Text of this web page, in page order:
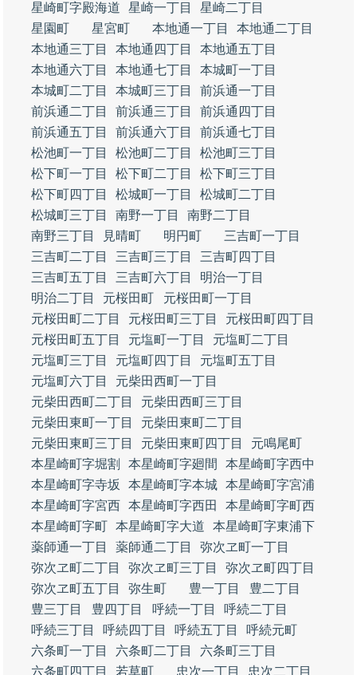
星崎町字殿海道
星崎一丁目
星崎二丁目
星園町
星宮町 本地通一丁目
本地通二丁目
本地通三丁目
本地通四丁目
本地通五丁目
本地通六丁目
本地通七丁目
本城町一丁目
本城町二丁目
本城町三丁目
前浜通一丁目
前浜通二丁目
前浜通三丁目
前浜通四丁目
前浜通五丁目
前浜通六丁目
前浜通七丁目
松池町一丁目
松池町二丁目
松池町三丁目
松下町一丁目
松下町二丁目
松下町三丁目
松下町四丁目
松城町一丁目
松城町二丁目
松城町三丁目
南野一丁目
南野二丁目
南野三丁目
見晴町 明円町
三吉町一丁目
三吉町二丁目
三吉町三丁目
三吉町四丁目
三吉町五丁目
三吉町六丁目
明治一丁目
明治二丁目
元桜田町
元桜田町一丁目
元桜田町二丁目
元桜田町三丁目
元桜田町四丁目
元桜田町五丁目
元塩町一丁目
元塩町二丁目
元塩町三丁目
元塩町四丁目
元塩町五丁目
元塩町六丁目
元柴田西町一丁目
元柴田西町二丁目
元柴田西町三丁目
元柴田東町一丁目
元柴田東町二丁目
元柴田東町三丁目
元柴田東町四丁目
元鳴尾町
本星崎町字堀割
本星崎町字廻間
本星崎町字西中
本星崎町字寺坂
本星崎町字本城 本星崎町字宮浦
本星崎町字宮西 本星崎町字西田
本星崎町字町西
本星崎町字町 本星崎町字大道
本星崎町字東浦下
薬師通一丁目
薬師通二丁目
弥次ヱ町一丁目
弥次ヱ町二丁目
弥次ヱ町三丁目
弥次ヱ町四丁目
弥次ヱ町五丁目
弥生町 豊一丁目
豊二丁目
豊三丁目
豊四丁目 呼続一丁目
呼続二丁目
呼続三丁目
呼続四丁目 呼続五丁目
呼続元町
六条町一丁目
六条町二丁目
六条町三丁目
六条町四丁目
若草町 忠次一丁目
忠次二丁目